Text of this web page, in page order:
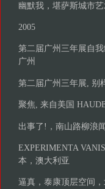
幽默我，堪萨斯城市
2005
第二届广州三年展自
广州
第二届广州三年展, 别
聚焦, 来自美国
出事了!，南山路柳浪
EXPERIMENTA
本，澳大利亚
逼真，泰康顶层空间